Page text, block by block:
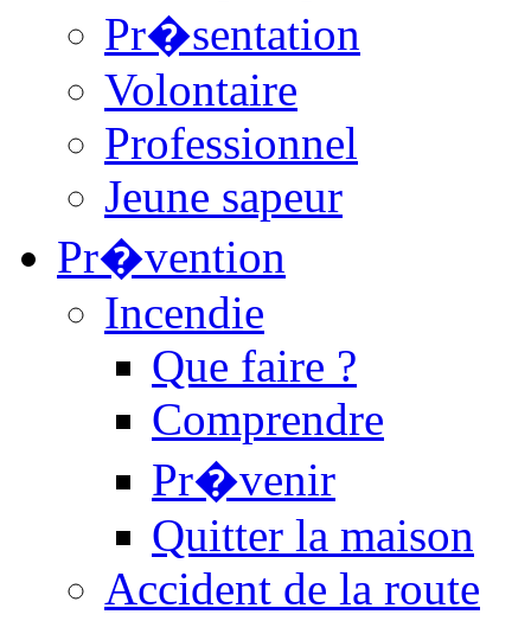
Pr�sentation
Volontaire
Professionnel
Jeune sapeur
Pr�vention
Incendie
Que faire ?
Comprendre
Pr�venir
Quitter la maison
Accident de la route